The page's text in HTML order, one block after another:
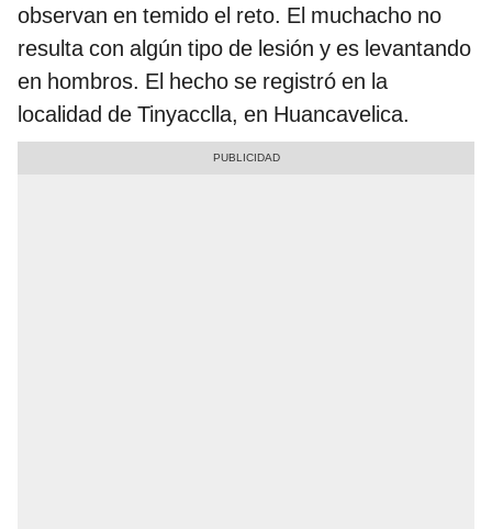
observan en temido el reto. El muchacho no
resulta con algún tipo de lesión y es levantando
en hombros. El hecho se registró en la
localidad de Tinyacclla, en Huancavelica.